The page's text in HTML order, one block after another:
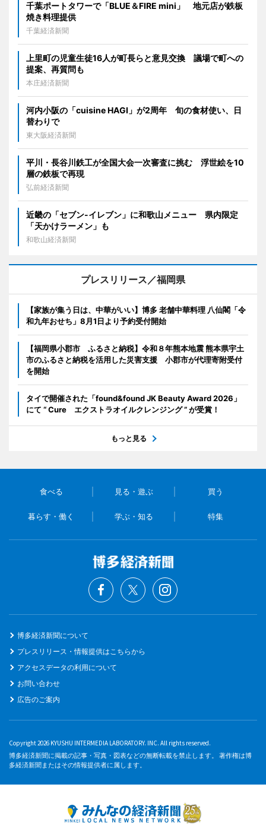
千葉ポートタワーで「BLUE＆FIRE mini」 地元店が鉄板
焼き料理提供
千葉経済新聞
上里町の児童生徒16人が町長らと意見交換 議場で町への
提案、再質問も
本庄経済新聞
河内小阪の「cuisine HAGI」が2周年 旬の食材使い、日
替わりで
東大阪経済新聞
平川・長谷川鉄工が全国大会一次審査に挑む 浮世絵を10
層の鉄板で再現
弘前経済新聞
近畿の「セブン-イレブン」に和歌山メニュー 県内限定
「天かけラーメン」も
和歌山経済新聞
プレスリリース／福岡県
【家族が集う日は、中華がいい】博多 老舗中華料理 八仙閣「令
和九年おせち」8月1日より予約受付開始
【福岡県小郡市 ふるさと納税】令和８年熊本地震 熊本県宇土
市のふるさと納税を活用した災害支援 小郡市が代理寄附受付
を開始
タイで開催された「found&found JK Beauty Award 2026」
にて “ Cure エクストラオイルクレンジング ” が受賞！
もっと見る
食べる 見る・遊ぶ 買う
暮らす・働く 学ぶ・知る 特集
博多経済新聞について
プレスリリース・情報提供はこちらから
アクセスデータの利用について
お問い合わせ
広告のご案内
Copyright 2026 KYUSHU INTERMEDIA LABORATORY. INC. All rights reserved.
博多経済新聞に掲載の記事・写真・図表などの無断転載を禁止します。 著作権は博
多経済新聞またはその情報提供者に属します。